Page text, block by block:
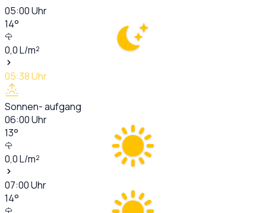
05:00Uhr
14°
0,0L/m²
05:38Uhr
Sonnen- aufgang
06:00Uhr
13°
0,0L/m²
07:00Uhr
14°